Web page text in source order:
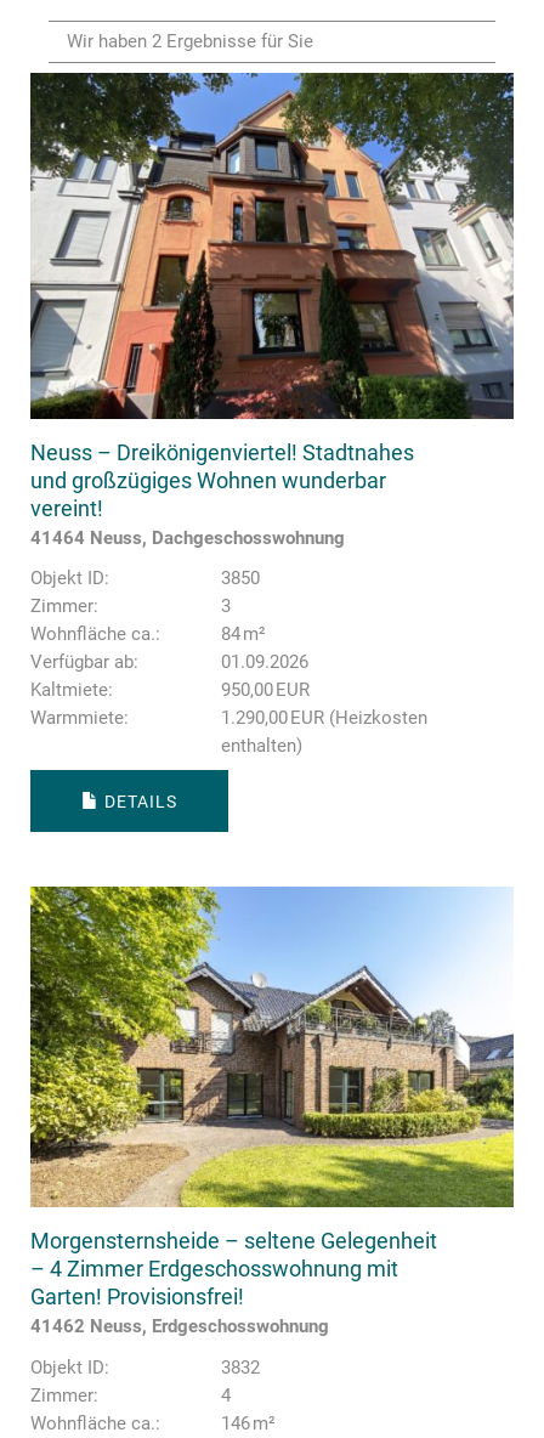
Wir haben 2 Ergebnisse für Sie
Neuss – Dreikönigenviertel! Stadtnahes
und großzügiges Wohnen wunderbar
vereint!
41464 Neuss, Dachgeschosswohnung
Objekt ID:
3850
Zimmer:
3
Wohnfläche ca.:
84 m²
Verfügbar ab:
01.09.2026
Kaltmiete:
950,00 EUR
Warmmiete:
1.290,00 EUR (Heizkosten
enthalten)
DETAILS
Morgensternsheide – seltene Gelegenheit
– 4 Zimmer Erdgeschosswohnung mit
Garten! Provisionsfrei!
41462 Neuss, Erdgeschosswohnung
Objekt ID:
3832
Zimmer:
4
Wohnfläche ca.:
146 m²